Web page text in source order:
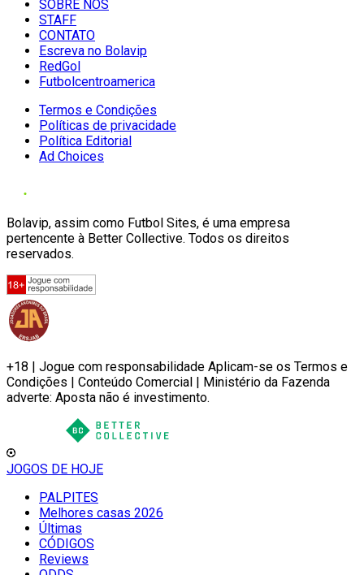
SOBRE NÓS
STAFF
CONTATO
Escreva no Bolavip
RedGol
Futbolcentroamerica
Termos e Condições
Políticas de privacidade
Política Editorial
Ad Choices
Bolavip, assim como Futbol Sites, é uma empresa
pertencente à Better Collective. Todos os direitos
reservados.
+18 | Jogue com responsabilidade Aplicam-se os Termos e
Condições | Conteúdo Comercial | Ministério da Fazenda
adverte: Aposta não é investimento.
JOGOS DE HOJE
PALPITES
Melhores casas 2026
Últimas
CÓDIGOS
Reviews